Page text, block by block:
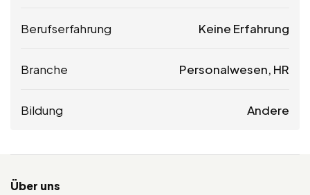
Berufserfahrung Keine Erfahrung
Branche Personalwesen, HR
Bildung Andere
Über uns